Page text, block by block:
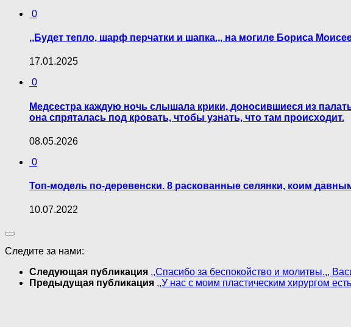
0
,,Будет тепло, шарф перчатки и шапка.,, на могиле Бориса
17.01.2025
0
Медсестра каждую ночь слышала крики, доносившиеся из
она спряталась под кровать, чтобы узнать, что там происходит.
08.05.2026
0
Топ-модель по-деревенски. 8 раскованные селянки, коим
10.07.2022
Следите за нами:
Следующая публикация ,,Спасибо за беспокойство и молитвы.,,
Предыдущая публикация ,,У нас с моим пластическим хирургом